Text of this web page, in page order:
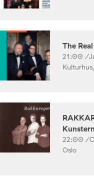
The
21:00 /
22:00 /
Oslo